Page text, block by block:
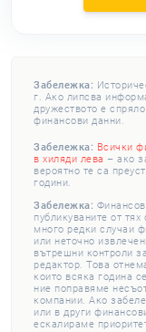
Забележка:
г. Ако липсва
дружеството е
финансови данни.
Забележка: Всички
в хиляди лева – ако
вероятно те са
години.
Забележка:
публикуваните от
много редки случаи
или неточно
вътрешни контроли
редактор. Това
които всяка година
ние поправяме
компании. Ако
или в други
ескалираме